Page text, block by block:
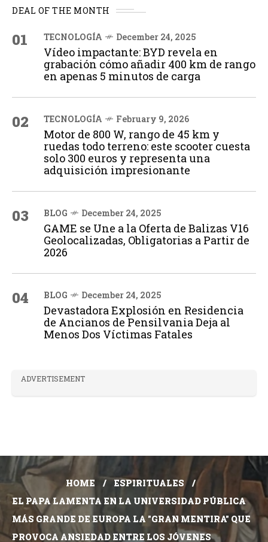
DEAL OF THE MONTH
01 TECNOLOGÍA December 24, 2025
Vídeo impactante: BYD revela en
grabación cómo añadir 400 km de rango
en apenas 5 minutos de carga
02 TECNOLOGÍA February 9, 2026
Motor de 800 W, rango de 45 km y
ruedas todo terreno: este scooter cuesta
solo 300 euros y representa una
adquisición impresionante
03 BLOG December 24, 2025
GAME se Une a la Oferta de Balizas V16
Geolocalizadas, Obligatorias a Partir de
2026
04 BLOG December 24, 2025
Devastadora Explosión en Residencia
de Ancianos de Pensilvania Deja al
Menos Dos Víctimas Fatales
ADVERTISEMENT
HOME
ESPIRITUALES
EL PAPA LAMENTA EN LA UNIVERSIDAD PÚBLICA
MÁS GRANDE DE EUROPA LA "GRAN MENTIRA" QUE
PROVOCA ANSIEDAD ENTRE LOS JÓVENES